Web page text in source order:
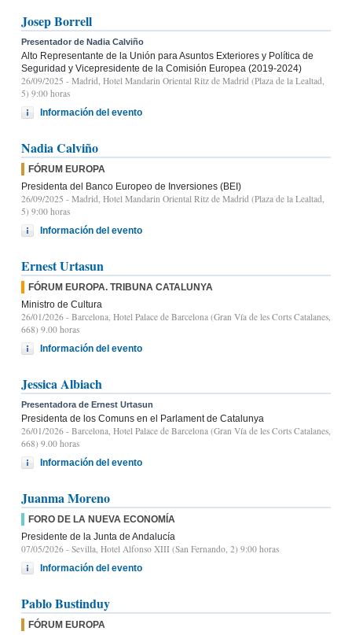
Josep Borrell
Presentador de Nadia Calviño
Alto Representante de la Unión para Asuntos Exteriores y Política de
Seguridad y Vicepresidente de la Comisión Europea (2019-2024)
26/09/2025 - Madrid, Hotel Mandarin Oriental Ritz de Madrid (Plaza de la Lealtad,
5) 9:00 horas
Información del evento
Nadia Calviño
FÓRUM EUROPA
Presidenta del Banco Europeo de Inversiones (BEI)
26/09/2025 - Madrid, Hotel Mandarin Oriental Ritz de Madrid (Plaza de la Lealtad,
5) 9:00 horas
Información del evento
Ernest Urtasun
FÓRUM EUROPA. TRIBUNA CATALUNYA
Ministro de Cultura
26/01/2026 - Barcelona, Hotel Palace de Barcelona (Gran Vía de les Corts Catalanes,
668) 9.00 horas
Información del evento
Jessica Albiach
Presentadora de Ernest Urtasun
Presidenta de los Comuns en el Parlament de Catalunya
26/01/2026 - Barcelona, Hotel Palace de Barcelona (Gran Vía de les Corts Catalanes,
668) 9.00 horas
Información del evento
Juanma Moreno
FORO DE LA NUEVA ECONOMÍA
Presidente de la Junta de Andalucía
07/05/2026 - Sevilla, Hotel Alfonso XIII (San Fernando, 2) 9:00 horas
Información del evento
Pablo Bustinduy
FÓRUM EUROPA